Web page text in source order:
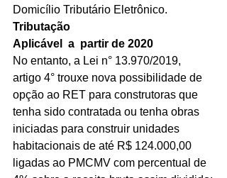
Domicílio Tributário Eletrônico.
Aplicável  a  partir de 2020
No entanto, a Lei n° 13.970/2019,
artigo 4° trouxe nova possibilidade de
opção ao RET para construtoras que
tenha sido contratada ou tenha obras
iniciadas para construir unidades
habitacionais de até R$ 124.000,00
ligadas ao PMCMV com percentual de